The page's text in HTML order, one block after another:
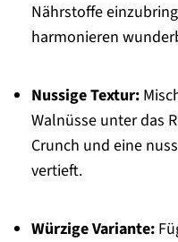
Nährstoffe
harmonieren
Nussige Textur:
Walnüsse unter das
Crunch und eine
vertieft.
Würzige Variante: